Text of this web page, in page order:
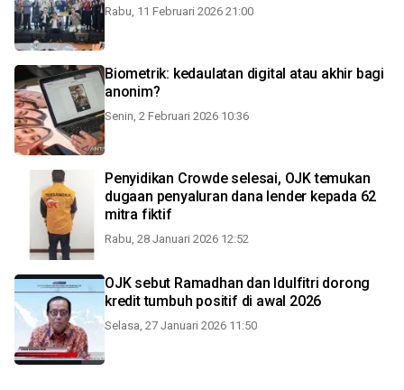
Rabu, 11 Februari 2026 21:00
Biometrik: kedaulatan digital atau akhir bagi
anonim?
Senin, 2 Februari 2026 10:36
Penyidikan Crowde selesai, OJK temukan
dugaan penyaluran dana lender kepada 62
mitra fiktif
Rabu, 28 Januari 2026 12:52
OJK sebut Ramadhan dan Idulfitri dorong
kredit tumbuh positif di awal 2026
Selasa, 27 Januari 2026 11:50